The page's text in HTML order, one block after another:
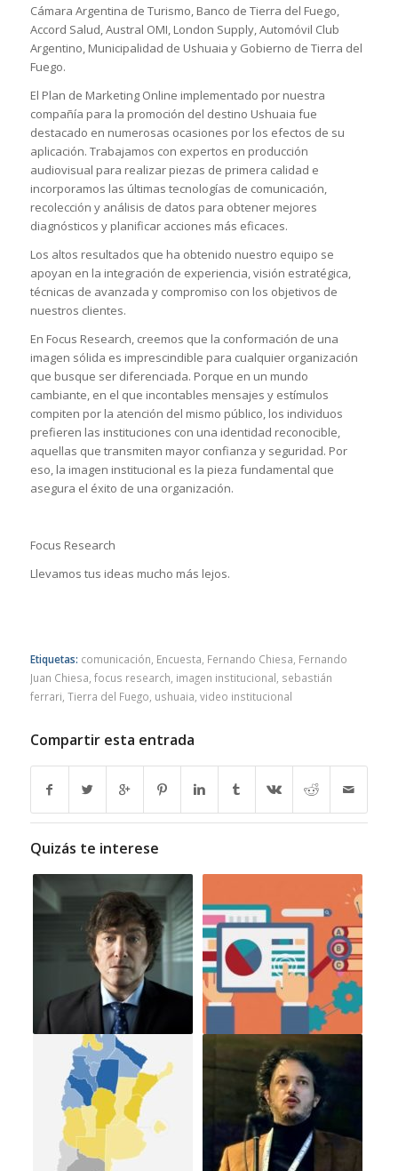
Cámara Argentina de Turismo, Banco de Tierra del Fuego,
Accord Salud, Austral OMI, London Supply, Automóvil Club
Argentino, Municipalidad de Ushuaia y Gobierno de Tierra del
Fuego.
El Plan de Marketing Online implementado por nuestra
compañía para la promoción del destino Ushuaia fue
destacado en numerosas ocasiones por los efectos de su
aplicación. Trabajamos con expertos en producción
audiovisual para realizar piezas de primera calidad e
incorporamos las últimas tecnologías de comunicación,
recolección y análisis de datos para obtener mejores
diagnósticos y planificar acciones más eficaces.
Los altos resultados que ha obtenido nuestro equipo se
apoyan en la integración de experiencia, visión estratégica,
técnicas de avanzada y compromiso con los objetivos de
nuestros clientes.
En Focus Research, creemos que la conformación de una
imagen sólida es imprescindible para cualquier organización
que busque ser diferenciada. Porque en un mundo
cambiante, en el que incontables mensajes y estímulos
compiten por la atención del mismo público, los individuos
prefieren las instituciones con una identidad reconocible,
aquellas que transmiten mayor confianza y seguridad. Por
eso, la imagen institucional es la pieza fundamental que
asegura el éxito de una organización.
Focus Research
Llevamos tus ideas mucho más lejos.
Etiquetas: comunicación, Encuesta, Fernando Chiesa, Fernando
Juan Chiesa, focus research, imagen institucional, sebastián
ferrari, Tierra del Fuego, ushuaia, video institucional
Compartir esta entrada
Quizás te interese